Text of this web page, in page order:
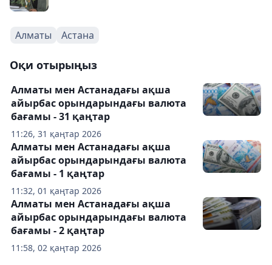
Алматы Астана
Оқи отырыңыз
11:26, 31 қаңтар 2026
Алматы мен Астанадағы ақша
айырбас орындарындағы валюта
бағамы - 31 қаңтар
11:32, 01 қаңтар 2026
Алматы мен Астанадағы ақша
айырбас орындарындағы валюта
бағамы - 1 қаңтар
11:58, 02 қаңтар 2026
Алматы мен Астанадағы ақша
айырбас орындарындағы валюта
бағамы - 2 қаңтар